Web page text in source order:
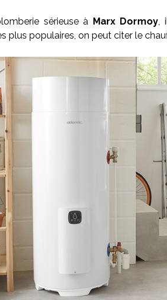
sérieuse à Marx Dormoy,
plus populaires, on peut citer le